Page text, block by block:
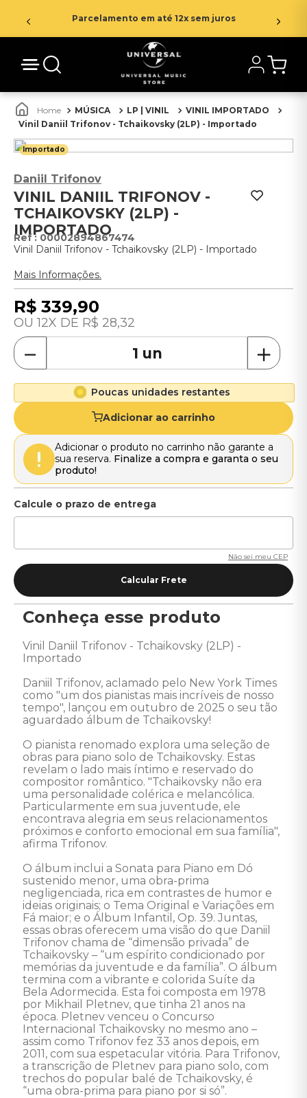
Parcelamento em até 12x sem juros
MÚSICA LP | VINIL
VINIL IMPORTADO
Vinil Daniil Trifonov - Tchaikovsky (2LP) - Importado
Importado
Daniil Trifonov
VINIL DANIIL TRIFONOV -
TCHAIKOVSKY (2LP) -
IMPORTADO
: 00002894867474
Vinil Daniil Trifonov - Tchaikovsky (2LP) - Importado
Mais Informações.
R$ 339,90
12 R$ 28,32
＋
－
Poucas unidades restantes
Adicionar ao carrinho
Adicionar o produto no carrinho não garante a
sua reserva. Finalize a compra e garanta o seu
produto!
Não sei meu CEP
Conheça esse produto
Vinil Daniil Trifonov - Tchaikovsky (2LP) -
Importado
Daniil Trifonov, aclamado pelo New York Times
como "um dos pianistas mais incríveis de nosso
tempo", lançou em outubro de 2025 o seu tão
aguardado álbum de Tchaikovsky!
O pianista renomado explora uma seleção de
obras para piano solo de Tchaikovsky. Estas
revelam o lado mais íntimo e reservado do
compositor romântico. "Tchaikovsky não era
uma personalidade colérica e melancólica.
Particularmente em sua juventude, ele
encontrava alegria em seus relacionamentos
próximos e conforto emocional em sua família",
afirma Trifonov.
O álbum inclui a Sonata para Piano em Dó
sustenido menor, uma obra-prima
negligenciada, rica em contrastes de humor e
ideias originais; o Tema Original e Variações em
Fá maior; e o Álbum Infantil, Op. 39. Juntas,
essas obras oferecem uma visão do que Daniil
Trifonov chama de “dimensão privada” de
Tchaikovsky – “um espírito condicionado por
memórias da juventude e da família”. O álbum
termina com a vibrante e colorida Suíte da
Bela Adormecida. Esta foi composta em 1978
por Mikhail Pletnev, que tinha 21 anos na
época. Pletnev venceu o Concurso
Internacional Tchaikovsky no mesmo ano –
assim como Trifonov fez 33 anos depois, em
2011, com sua espetacular vitória. Para Trifonov,
a transcrição de Pletnev para piano solo, com
trechos do popular balé de Tchaikovsky, é
“uma obra-prima para piano por si só”.